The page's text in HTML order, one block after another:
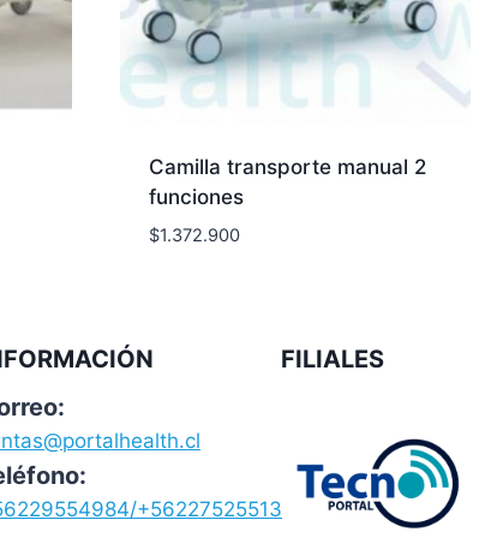
Camilla transporte manual 2
funciones
$1.372.900
+56227525513
FILIALES